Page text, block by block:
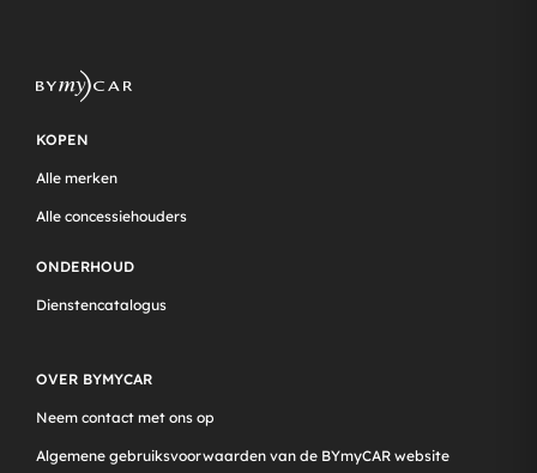
KOPEN
Alle merken
Alle concessiehouders
ONDERHOUD
Dienstencatalogus
OVER BYMYCAR
Neem contact met ons op
Algemene gebruiksvoorwaarden van de BYmyCAR website